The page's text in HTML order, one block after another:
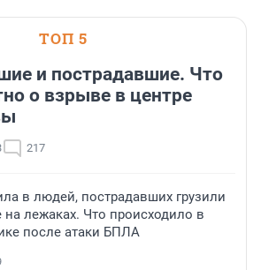
ТОП 5
и пострадавшие. Что
о взрыве в центре
217
в людей, пострадавших грузили
на лежаках. Что происходило в
после атаки БПЛА